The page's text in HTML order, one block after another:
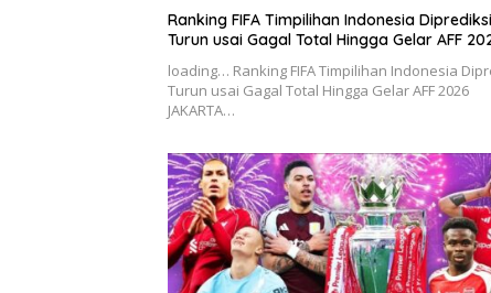
Ranking FIFA Timpilihan Indonesia Diprediksi
Turun usai Gagal Total Hingga Gelar AFF
loading… Ranking FIFA Timpilihan Indonesia
Turun usai Gagal Total Hingga Gelar AFF 2026
JAKARTA…